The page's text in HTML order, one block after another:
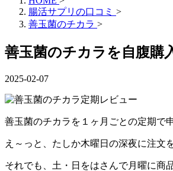
腸活サプリの口コミ >
善玉菌のチカラ >
善玉菌のチカラを自腹購
2025-02-07
善玉菌のチカラを１ヶ月ごとの定期で
え～っと、たしか木曜日の深夜に注文
それでも、土・日をはさんで月曜に商